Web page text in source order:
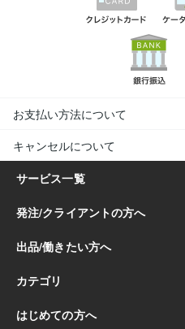
お支払い方法について
キャンセルについて